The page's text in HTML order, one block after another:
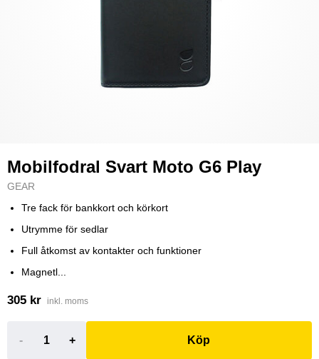
Mobilfodral Svart Moto G6 Play
GEAR
Tre fack för bankkort och körkort
Utrymme för sedlar
Full åtkomst av kontakter och funktioner
Magnetl...
305 kr inkl. moms
- + Köp